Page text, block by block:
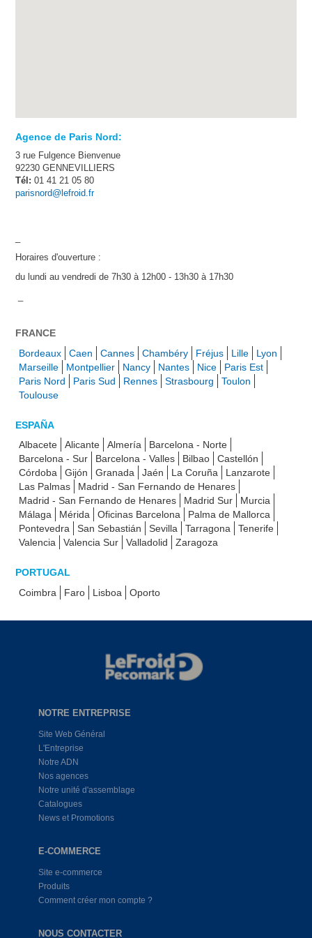
Agence de Paris Nord:
3 rue Fulgence Bienvenue
92230 GENNEVILLIERS
Tél: 01 41 21 05 80
parisnord@lefroid.fr
Horaires d'ouverture :
du lundi au vendredi de 7h30 à 12h00 - 13h30 à 17h30
FRANCE
Bordeaux
Caen Cannes Chambéry Fréjus Lille
Lyon
Marseille
Montpellier Nancy Nantes Nice
Paris Est
Paris Nord
Paris Sud Rennes Strasbourg
Toulon
Toulouse
ESPAÑA
Albacete
Alicante Almería
Barcelona - Norte
Barcelona - Sur
Barcelona - Valles Bilbao
Castellón
Córdoba
Gijón Granada Jaén La Coruña
Lanzarote
Las Palmas
Madrid - San Fernando de Henares
Madrid - San Fernando de Henares
Madrid Sur
Murcia
Málaga
Mérida Oficinas Barcelona
Palma de Mallorca
Pontevedra
San Sebastián Sevilla Tarragona
Tenerife
Valencia
Valencia Sur Valladolid Zaragoza
PORTUGAL
Coimbra
Faro Lisboa Oporto
NOTRE ENTREPRISE
Site Web Général
L'Entreprise
Notre ADN
Nos agences
Notre unité d'assemblage
Catalogues
News et Promotions
E-COMMERCE
Site e-commerce
Produits
Comment créer mon compte ?
NOUS CONTACTER